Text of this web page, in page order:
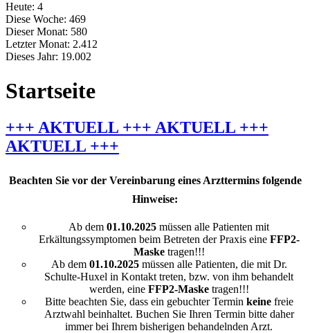
Heute: 4
Diese Woche: 469
Dieser Monat: 580
Letzter Monat: 2.412
Dieses Jahr: 19.002
Startseite
+++ AKTUELL +++ AKTUELL +++
AKTUELL +++
Beachten Sie vor der Vereinbarung eines Arzttermins folgende
Hinweise:
Ab dem 01.10.2025 müssen alle Patienten mit
Erkältungssymptomen beim Betreten der Praxis eine FFP2-
Masketragen!!!
Ab dem 01.10.2025müssen alle Patienten, die mit Dr.
Schulte-Huxel in Kontakt treten, bzw. von ihm behandelt
werden, eine FFP2-Masketragen!!!
Bitte beachten Sie, dass ein gebuchter Termin keinefreie
Arztwahl beinhaltet. Buchen Sie Ihren Termin bitte daher
immer bei Ihrem bisherigen behandelnden Arzt.